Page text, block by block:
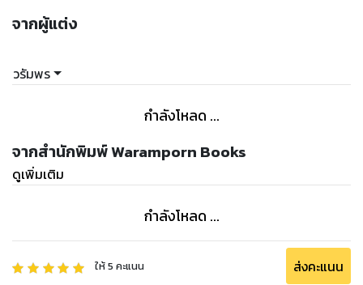
จากผู้แต่ง
วรัมพร
กำลังโหลด ...
จากสำนักพิมพ์ Waramporn Books
ดูเพิ่มเติม
กำลังโหลด ...
ให้5 คะแนน ส่งคะแนน